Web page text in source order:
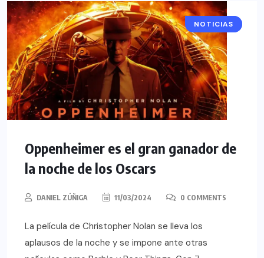
CINE
NOTICIAS
Oppenheimer es el gran ganador de
la noche de los Oscars
DANIEL ZÚÑIGA 11/03/2024 0 COMMENTS
La película de Christopher Nolan se lleva los
aplausos de la noche y se impone ante otras